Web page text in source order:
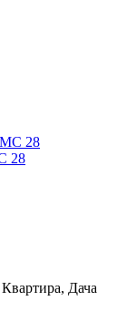
28
Дача